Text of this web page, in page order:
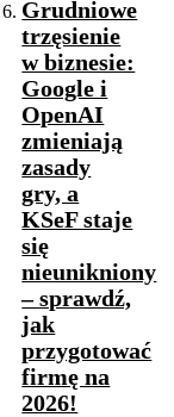
Grudniowe
trzęsienie
w biznesie:
Google i
OpenAI
zmieniają
zasady
gry, a
KSeF staje
się
nieunikniony
– sprawdź,
jak
przygotować
firmę na
2026!